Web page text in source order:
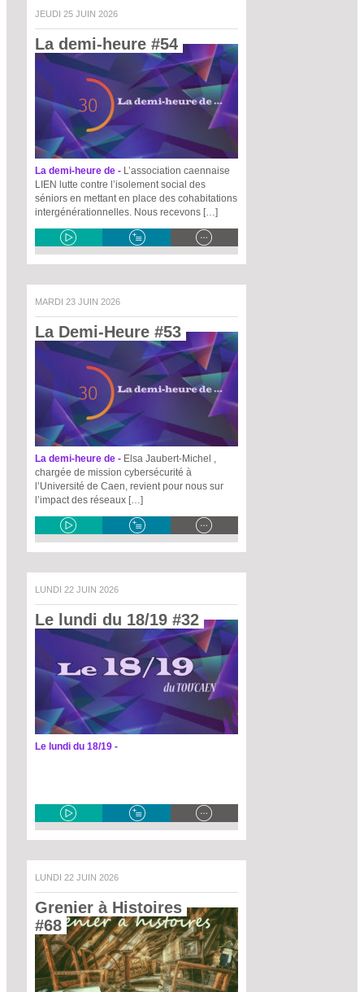
JEUDI 25 JUIN 2026
La demi-heure #54
La demi-heure de - L’association caennaise
LIEN lutte contre l’isolement social des
séniors en mettant en place des cohabitations
intergénérationnelles. Nous recevons […]
MARDI 23 JUIN 2026
La Demi-Heure #53
La demi-heure de - Elsa Jaubert-Michel ,
chargée de mission cybersécurité à
l’Université de Caen, revient pour nous sur
l’impact des réseaux […]
LUNDI 22 JUIN 2026
Le lundi du 18/19 #32
Le lundi du 18/19 -
LUNDI 22 JUIN 2026
Grenier à Histoires
#68